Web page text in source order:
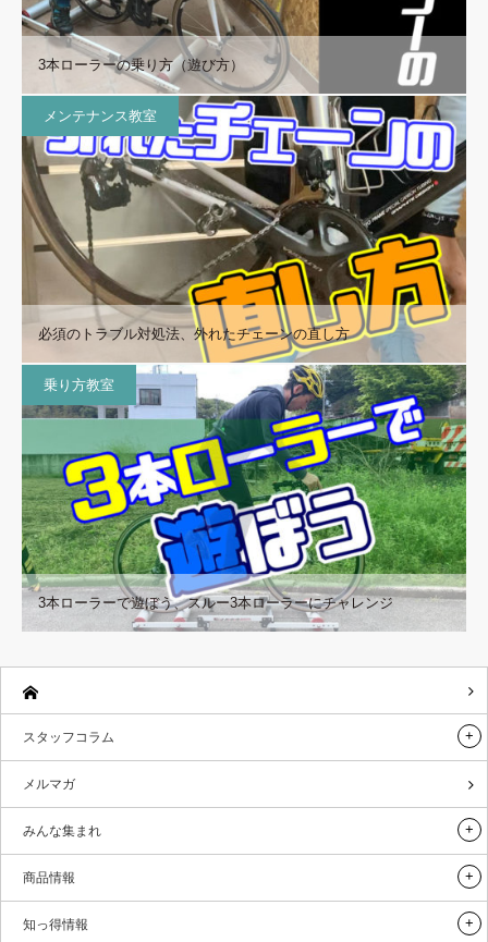
3本ローラーの乗り方（遊び方）
メンテナンス教室
必須のトラブル対処法、外れたチェーンの直し方
乗り方教室
3本ローラーで遊ぼう、スルー3本ローラーにチャレンジ
スタッフコラム
メルマガ
みんな集まれ
商品情報
知っ得情報